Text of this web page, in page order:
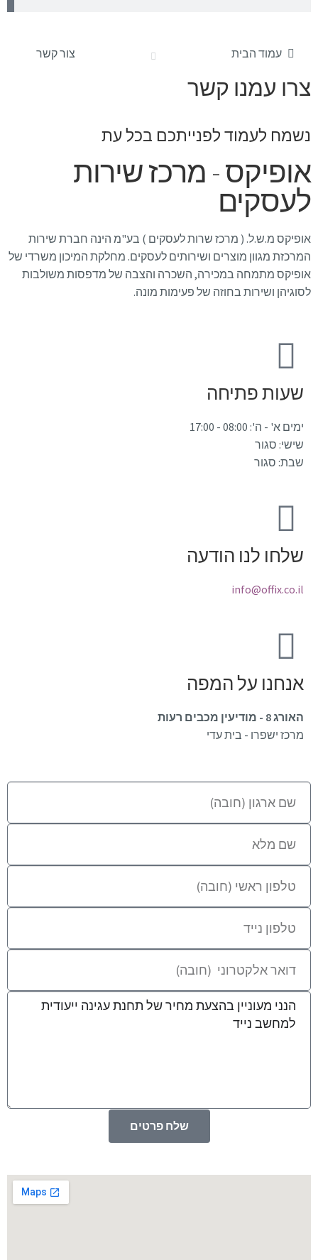
עמוד הבית צור קשר
צרו עמנו קשר
שלח פרטים
נשמח לעמוד לפנייתכם בכל עת
אופיקס - מרכז שירות
לעסקים
אופיקס מ.ש.ל. ( מרכז שרות לעסקים ) בע"מ הינה חברת שירות
המרכזת מגוון מוצרים ושירותים לעסקים. מחלקת המיכון משרדי של
אופיקס מתמחה במכירה, השכרה והצבה של מדפסות משולבות
לסוגיהן ושירות בחוזה של פעימות מונה.
שעות פתיחה
ימים א' - ה': 08:00 - 17:00
שישי: סגור
שבת: סגור
שלחו לנו הודעה
info@offix.co.il
אנחנו על המפה
האורג 8 - מודיעין מכבים רעות
מרכז ישפרו - בית עדי